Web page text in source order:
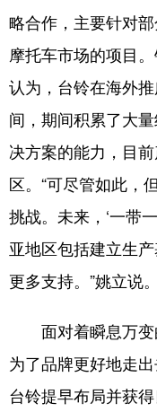
略合作，主要针对
摩托车市场的项目
认为，台铃在海外
间，期间积累了大
决方案的能力，目
区。“可尽管如此，
挑战。未来，‘一带
亚地区包括建立生
更多支持。”姚立说。
面对着瞬息万变
为了品牌更好地走
台铃提早布局并获